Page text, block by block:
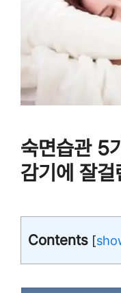
숙면습관 5
감기에 잘걸
Contents [